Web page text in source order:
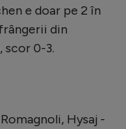
e doar pe 2 în
din
scor 0-3.
Hysaj -